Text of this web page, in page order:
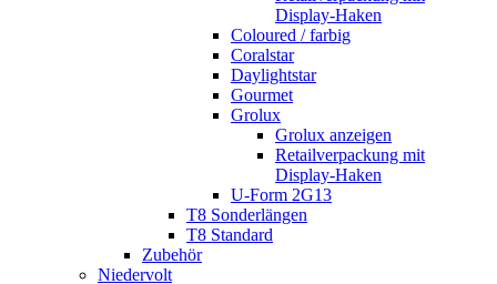
Display-Haken
Coloured / farbig
Coralstar
Daylightstar
Gourmet
Grolux
Grolux anzeigen
Retailverpackung mit
Display-Haken
U-Form 2G13
T8 Sonderlängen
T8 Standard
Zubehör
Niedervolt